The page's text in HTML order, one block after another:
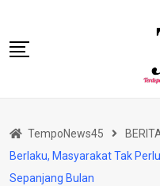
content
BISNIS
HUKRIM
TempoNews45
Berlaku, Masyarakat Tak
Sepanjang Bulan